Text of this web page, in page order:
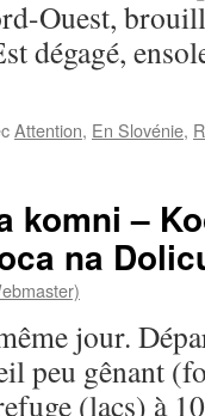
Ouest,
dégagé,
Attention, En Slovénie,
komni –
na
jour.
peu gênant
(lacs) à